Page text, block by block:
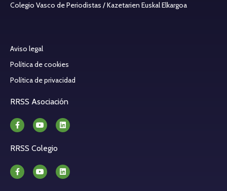
Colegio Vasco de Periodistas / Kazetarien Euskal Elkargoa
Aviso legal
Política de cookies
Política de privacidad
RRSS Asociación
RRSS Colegio